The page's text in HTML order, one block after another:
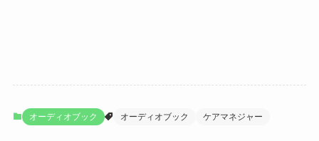
オーディオブック オーディオブック ケアマネジャー